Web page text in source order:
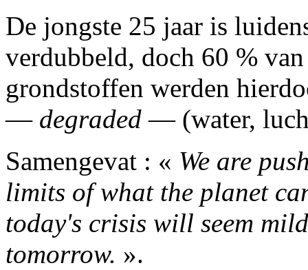
De jongste 25 jaar is
verdubbeld, doch 60 %
grondstoffen werden
— degraded — (water,
Samengevat : « We are
limits of what the planet
today's crisis will seem
tomorrow. ».